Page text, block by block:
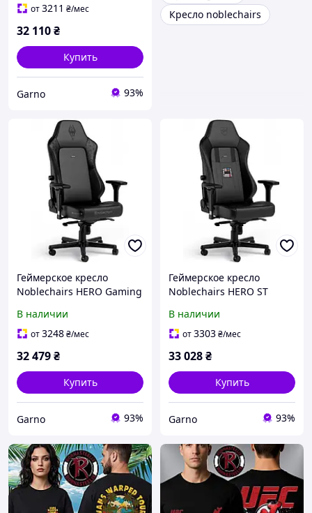
от3211 ₴/мес
32 110₴
Купить
Garno 93%
Кресло noblechairs
Геймерское кресло
Noblechairs HERO Gaming
Edition (NBLHROPUSKY)
В наличии
от3248₴/мес
32 479₴
Купить
Garno 93%
Геймерское кресло
Noblechairs HERO ST
черное
В наличии
от3303₴/мес
33 028₴
Купить
Garno 93%